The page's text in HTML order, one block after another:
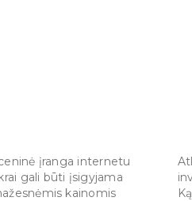
įranga internetu
gali būti įsigyjama
kainomis